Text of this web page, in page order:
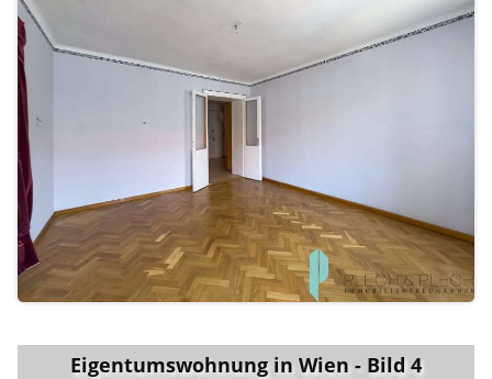
Eigentumswohnung in Wien - Bild 4